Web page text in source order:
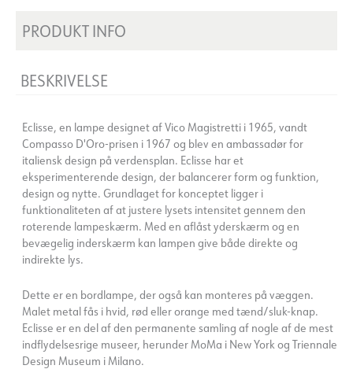
PRODUKT INFO
BESKRIVELSE
Eclisse, en lampe designet af Vico Magistretti i 1965, vandt
Compasso D'Oro-prisen i 1967 og blev en ambassadør for
italiensk design på verdensplan. Eclisse har et
eksperimenterende design, der balancerer form og funktion,
design og nytte. Grundlaget for konceptet ligger i
funktionaliteten af at justere lysets intensitet gennem den
roterende lampeskærm. Med en aflåst yderskærm og en
bevægelig inderskærm kan lampen give både direkte og
indirekte lys.
Dette er en bordlampe, der også kan monteres på væggen.
Malet metal fås i hvid, rød eller orange med tænd/sluk-knap.
Eclisse er en del af den permanente samling af nogle af de mest
indflydelsesrige museer, herunder MoMa i New York og Triennale
Design Museum i Milano.